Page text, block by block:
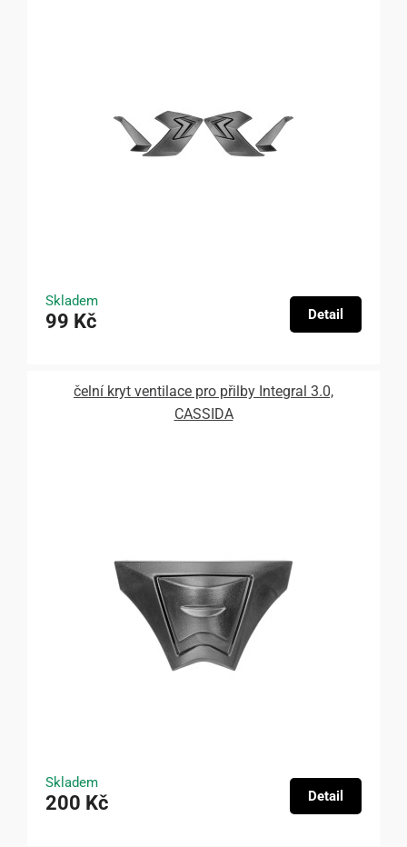
Skladem
99 Kč Detail
čelní kryt ventilace pro přilby Integral 3.0,
CASSIDA
Skladem
200 Kč Detail